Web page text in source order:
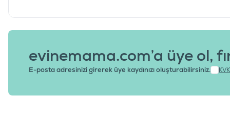
evinemama.com’a üye ol,
E-posta adresinizi girerek üye kaydınızı oluşturabilirsiniz.